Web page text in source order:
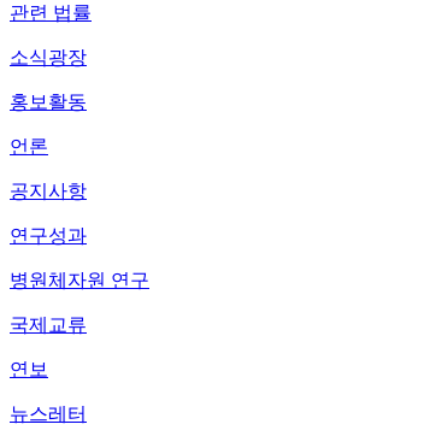
관련 법률
소식광장
홍보활동
언론
공지사항
연구성과
병원체자원 연구
국제교류
연보
뉴스레터